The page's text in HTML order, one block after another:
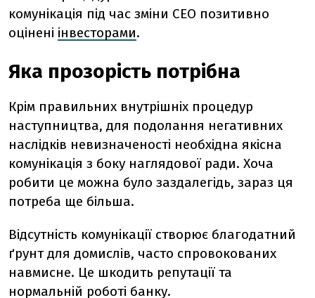
комунікація під час зміни CEO позитивно
оцінені інвесторами.
Яка прозорість потрібна
Крім правильних внутрішніх процедур
наступництва, для подолання негативних
наслідків невизначеності необхідна якісна
комунікація з боку наглядової ради. Хоча
робити це можна було заздалегідь, зараз ця
потреба ще більша.
Відсутність комунікації створює благодатний
ґрунт для домислів, часто спровокованих
навмисне. Це шкодить репутації та
нормальній роботі банку.